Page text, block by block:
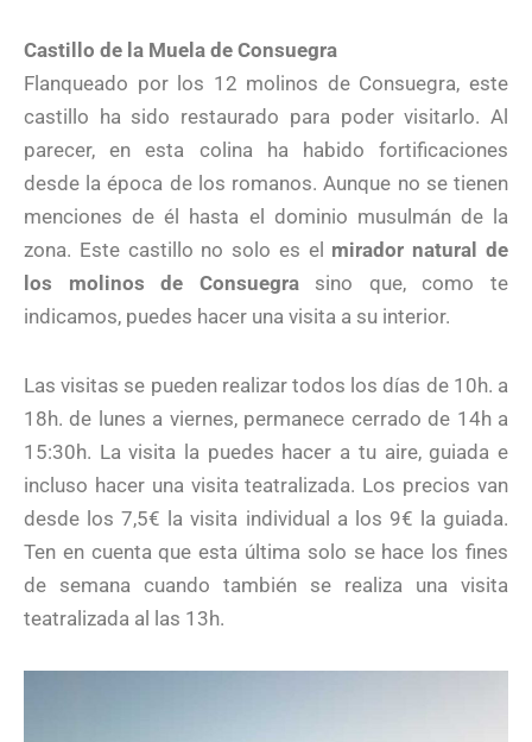
Castillo de la Muela de Consuegra
Flanqueado por los 12 molinos de Consuegra, este
castillo ha sido restaurado para poder visitarlo. Al
parecer, en esta colina ha habido fortificaciones
desde la época de los romanos. Aunque no se tienen
menciones de él hasta el dominio musulmán de la
zona. Este castillo no solo es el mirador natural de
los molinos de Consuegrasino que, como te
indicamos, puedes hacer una visita a su interior.
Las visitas se pueden realizar todos los días de 10h. a
18h. de lunes a viernes, permanece cerrado de 14h a
15:30h. La visita la puedes hacer a tu aire, guiada e
incluso hacer una visita teatralizada. Los precios van
desde los 7,5€ la visita individual a los 9€ la guiada.
Ten en cuenta que esta última solo se hace los fines
de semana cuando también se realiza una visita
teatralizada al las 13h.